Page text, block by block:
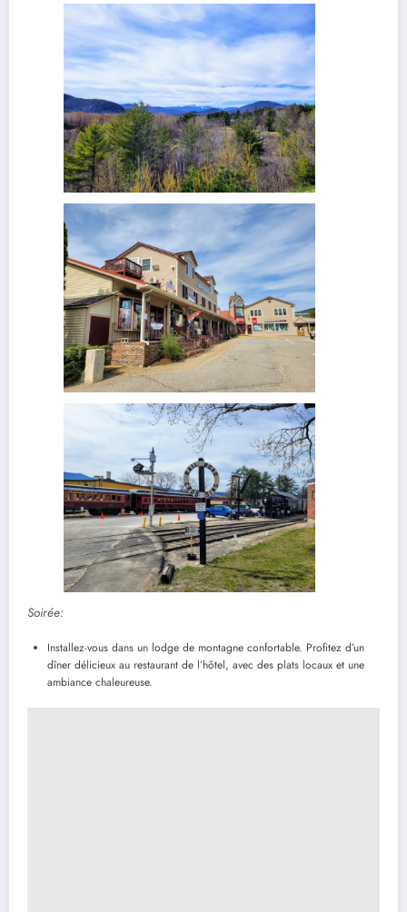
Soirée:
Installez-vous dans un lodge de montagne confortable. Profitez d’un
dîner délicieux au restaurant de l’hôtel, avec des plats locaux et une
ambiance chaleureuse.